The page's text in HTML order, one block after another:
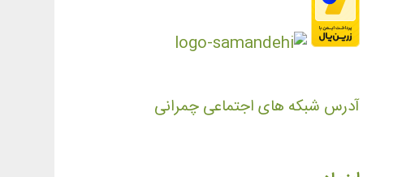
آدرس شبکه های اجتماعی چمرانی